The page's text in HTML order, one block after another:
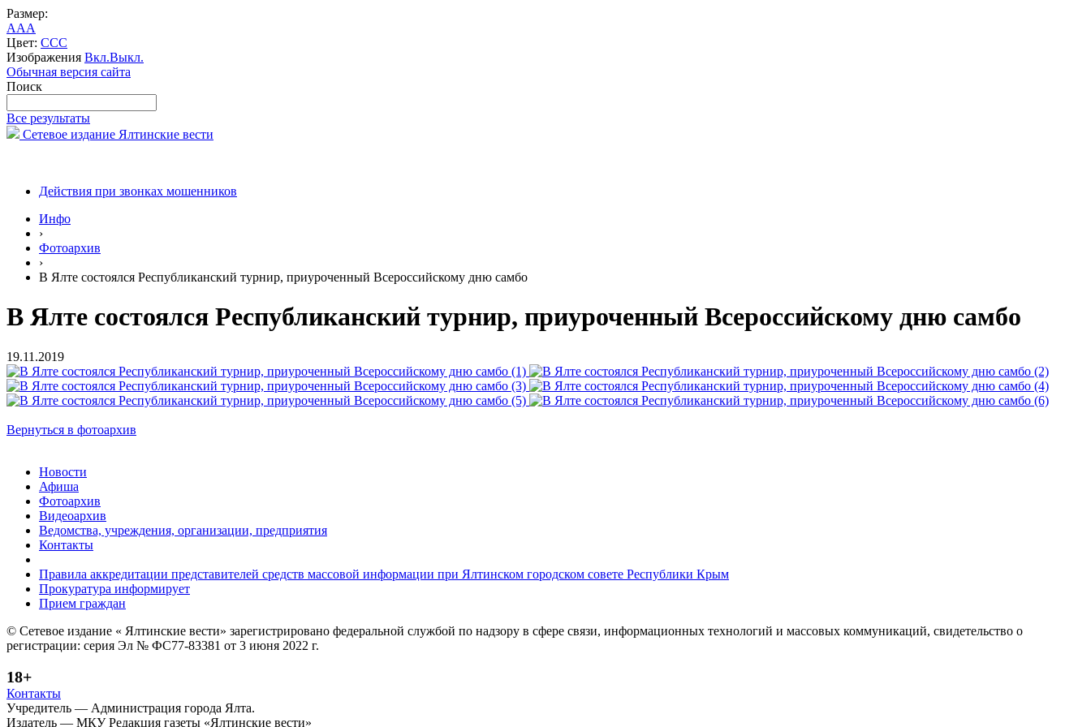
Размер:
AAA
Цвет: CCC
Изображения Вкл.Выкл.
Обычная версия сайта
Поиск
Все результаты
Сетевое издание Ялтинские вести
Действия при звонках мошенников
Инфо
›
Фотоархив
›
В Ялте состоялся Республиканский турнир, приуроченный Всероссийскому дню самбо
В Ялте состоялся Республиканский турнир, приуроченный Всероссийскому дню самбо
19.11.2019
Вернуться в фотоархив
Новости
Афиша
Фотоархив
Видеоархив
Ведомства, учреждения, организации, предприятия
Контакты
Правила аккредитации представителей средств массовой информации при Ялтинском городском совете Республики Крым
Прокуратура информирует
Прием граждан
© Сетевое издание « Ялтинские вести» зарегистрировано федеральной службой по надзору в сфере связи, информационных технологий и массовых коммуникаций, свидетельство о
регистрации: серия Эл № ФС77-83381 от 3 июня 2022 г.
18+
Контакты
Учредитель — Администрация города Ялта.
Издатель — МКУ Редакция газеты «Ялтинские вести»